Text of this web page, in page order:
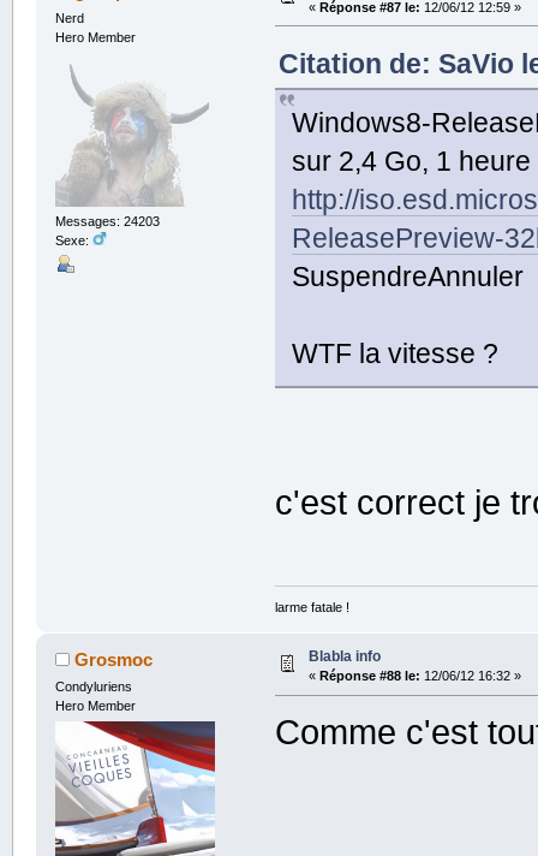
Nerd
Hero Member
Messages: 24203
Sexe:
« Réponse #87 le: 12/06/12 12:59 »
Citation de: SaVio
Windows8-
sur 2,4 Go, 1
http://
ReleasePreview-
SuspendreAnnuler
WTF la vitesse ?
c'est correct je
larme fatale !
Grosmoc
Condyluriens
Hero Member
Blabla info
« Réponse #88 le: 12/06/12 16:32 »
Comme c'est